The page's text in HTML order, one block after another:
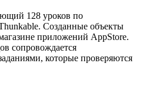
128 уроков по
Созданные объекты
приложений AppStore.
сопровождается
которые проверяются